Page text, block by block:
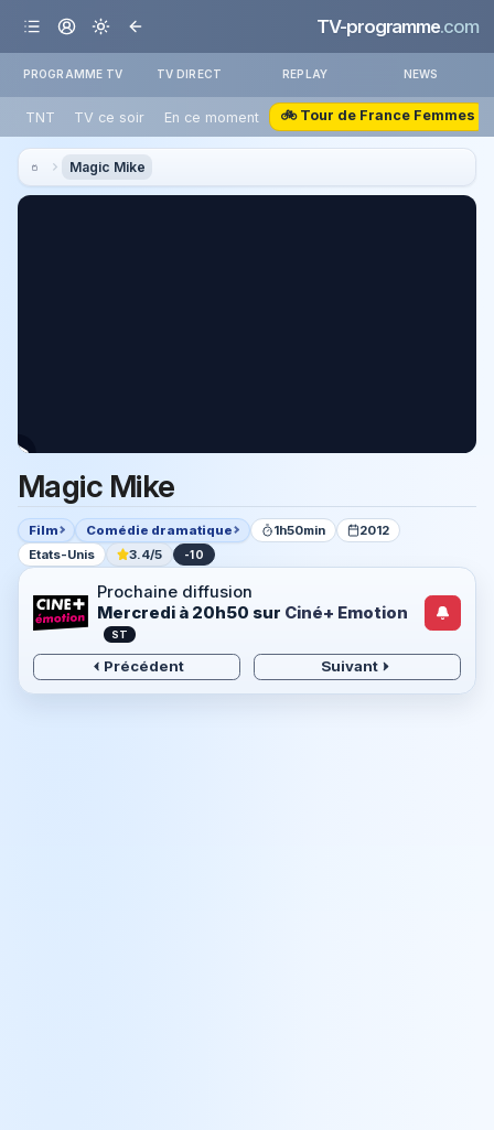
TV-programme.com
PROGRAMME TV TV DIRECT REPLAY NEWS
TNT TV ce soir En ce moment 🚲 Tour de France Femmes
Magic Mike
Magic Mike
Film Comédie dramatique 1h50min
2012
Etats-Unis
3.4/5 -10
Prochaine diffusion
Mercredi à 20h50 sur Ciné+ Emotion
ST
Précédent Suivant